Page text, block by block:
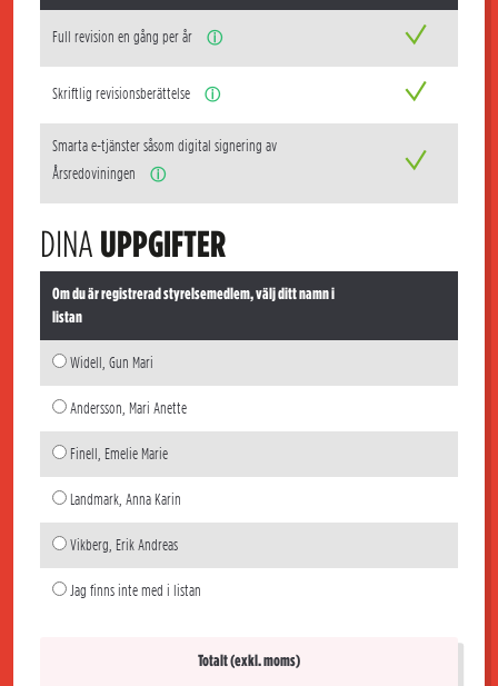
Full revision en gång per år ⓘ
Skriftlig revisionsberättelse ⓘ
Smarta e-tjänster såsom digital signering av
Årsredoviningen
ⓘ
DINA UPPGIFTER
Om du är registrerad styrelsemedlem, välj ditt namn i
listan
Widell, Gun Mari
Andersson, Mari Anette
Finell, Emelie Marie
Landmark, Anna Karin
Vikberg, Erik Andreas
Jag finns inte med i listan
Totalt (exkl. moms)